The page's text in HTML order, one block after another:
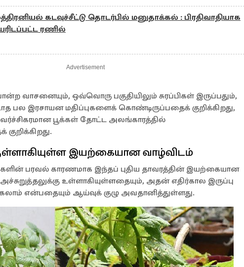
கடவுச்சீட்டு தொடர்பில் மனுதாக்கல் : பிரதிவாதியாக
ரணில்
Advertisement
வாசனையும், ஒவ்வொரு பகுதியிலும் சுரப்பிகள் இருப்பதும்,
பல இரசாயன மதிப்புகளைக் கொண்டிருப்பதைக் குறிக்கிறது,
பூக்கள் தோட்ட அலங்காரத்தில்
இயற்கையான வாழ்விடம்
பரவல் காரணமாக இந்தப் புதிய தாவரத்தின் இயற்கையான
உள்ளாகியுள்ளதையும், அதன் எதிர்கால இருப்பு
என்பதையும் ஆய்வுக் குழு அவதானித்துள்ளது.